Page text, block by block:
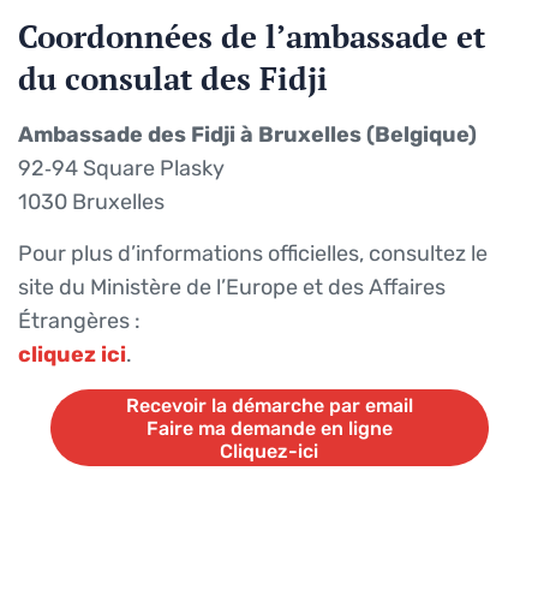
Coordonnées de l’ambassade et
du consulat des Fidji
Ambassade des Fidji à Bruxelles (Belgique)
92‑94 Square Plasky
1030 Bruxelles
Pour plus d’informations officielles, consultez le
site du Ministère de l’Europe et des Affaires
Étrangères :
cliquez ici.
Recevoir la démarche par email
Faire ma demande en ligne
Cliquez-ici